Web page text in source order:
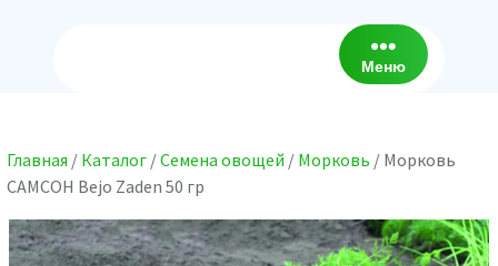
Меню
Главная / Каталог /Семена овощей / Морковь / Морковь
САМСОН Bejo Zaden 50 гр